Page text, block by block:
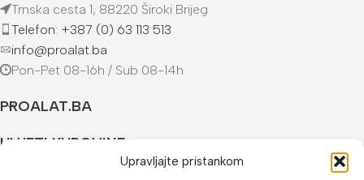
Upravljajte pristankom
Trnska cesta 1, 88220 Široki Brijeg
Telefon: +387 (0) 63 113 513
info@proalat.ba
Pon-Pet 08-16h / Sub 08-14h
PROALAT.BA
UVJETI KUPOVINE